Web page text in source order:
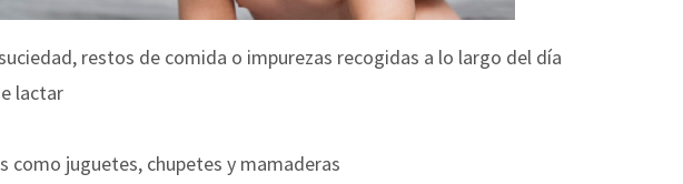
restos de comida o impurezas recogidas a lo largo del día
lactar
como juguetes, chupetes y mamaderas